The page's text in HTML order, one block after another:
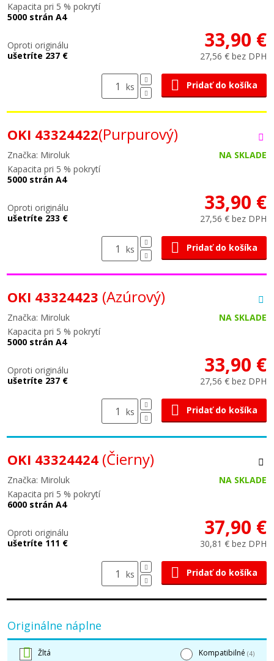
Kapacita pri 5 % pokrytí
5000 strán A4
Oproti originálu
ušetríte 237 €
33,90 €
27,56 € bez DPH
ks Pridať do košíka
OKI 43324422(Purpurový)
Značka: Miroluk
NA SKLADE
Kapacita pri 5 % pokrytí
5000 strán A4
Oproti originálu
ušetríte 233 €
33,90 €
27,56 € bez DPH
ks Pridať do košíka
OKI 43324423 (Azúrový)
Značka: Miroluk
NA SKLADE
Kapacita pri 5 % pokrytí
5000 strán A4
Oproti originálu
ušetríte 237 €
33,90 €
27,56 € bez DPH
ks Pridať do košíka
OKI 43324424 (Čierny)
Značka: Miroluk
NA SKLADE
Kapacita pri 5 % pokrytí
6000 strán A4
Oproti originálu
ušetríte 111 €
37,90 €
30,81 € bez DPH
ks Pridať do košíka
Originálne náplne
Žltá
Kompatibilné (4)